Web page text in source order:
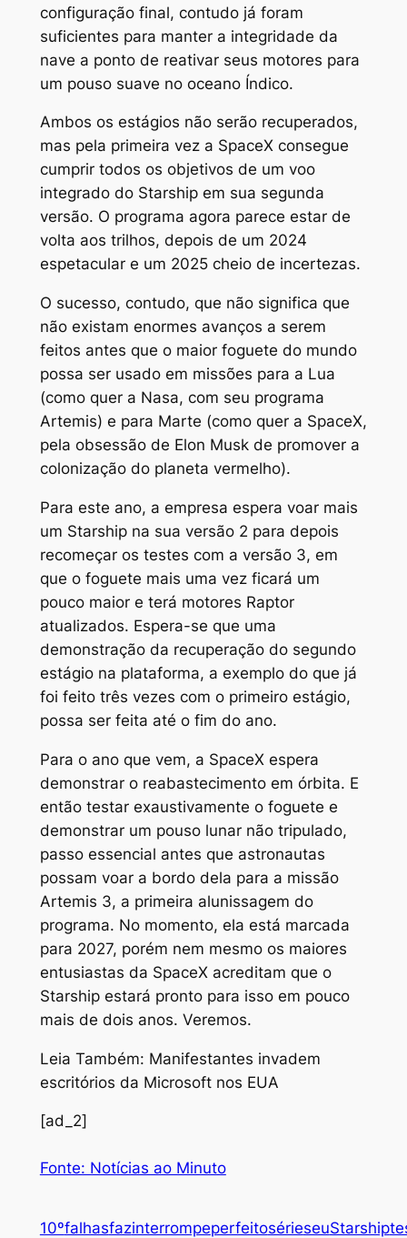
configuração final, contudo já foram
suficientes para manter a integridade da
nave a ponto de reativar seus motores para
um pouso suave no oceano Índico.
Ambos os estágios não serão recuperados,
mas pela primeira vez a SpaceX consegue
cumprir todos os objetivos de um voo
integrado do Starship em sua segunda
versão. O programa agora parece estar de
volta aos trilhos, depois de um 2024
espetacular e um 2025 cheio de incertezas.
O sucesso, contudo, que não significa que
não existam enormes avanços a serem
feitos antes que o maior foguete do mundo
possa ser usado em missões para a Lua
(como quer a Nasa, com seu programa
Artemis) e para Marte (como quer a SpaceX,
pela obsessão de Elon Musk de promover a
colonização do planeta vermelho).
Para este ano, a empresa espera voar mais
um Starship na sua versão 2 para depois
recomeçar os testes com a versão 3, em
que o foguete mais uma vez ficará um
pouco maior e terá motores Raptor
atualizados. Espera-se que uma
demonstração da recuperação do segundo
estágio na plataforma, a exemplo do que já
foi feito três vezes com o primeiro estágio,
possa ser feita até o fim do ano.
Para o ano que vem, a SpaceX espera
demonstrar o reabastecimento em órbita. E
então testar exaustivamente o foguete e
demonstrar um pouso lunar não tripulado,
passo essencial antes que astronautas
possam voar a bordo dela para a missão
Artemis 3, a primeira alunissagem do
programa. No momento, ela está marcada
para 2027, porém nem mesmo os maiores
entusiastas da SpaceX acreditam que o
Starship estará pronto para isso em pouco
mais de dois anos. Veremos.
Leia Também: Manifestantes invadem
escritórios da Microsoft nos EUA
[ad_2]
Fonte: Notícias ao Minuto
10ºfalhasfazinterrompeperfeitosérieseuStarship